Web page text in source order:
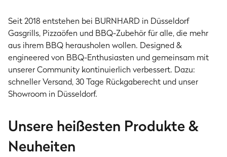
Seit 2018 entstehen bei BURNHARD in Düsseldorf
Gasgrills, Pizzaöfen und BBQ-Zubehör für alle, die mehr
aus ihrem BBQ herausholen wollen. Designed &
engineered von BBQ-Enthusiasten und gemeinsam mit
unserer Community kontinuierlich verbessert. Dazu:
schneller Versand, 30 Tage Rückgaberecht und unser
Showroom in Düsseldorf.
Unsere heißesten Produkte &
Neuheiten